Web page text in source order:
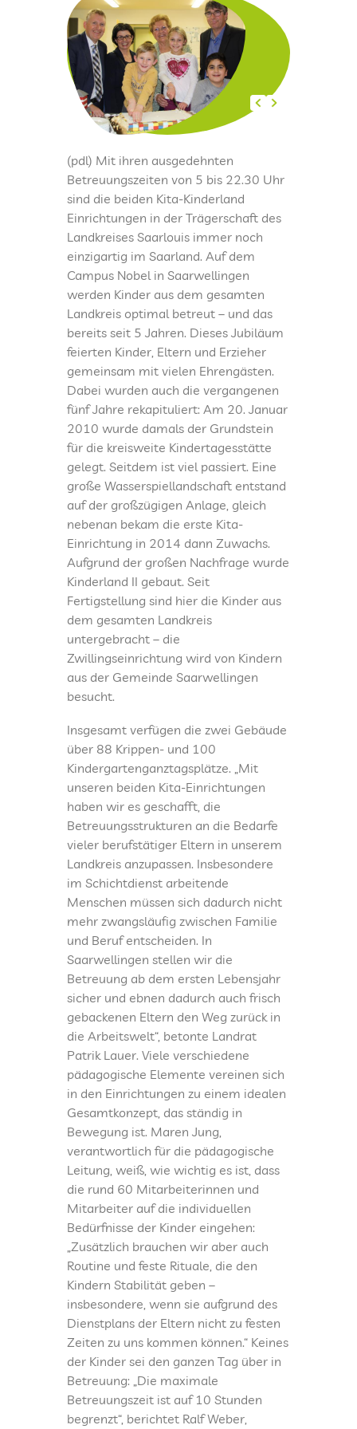
KINDERTAGESPFLEGE
KITAS IM KREIS SAARLOUIS
PRESSEARCHIV
LOGIN
FREUNDESKREIS DER KITA KINDERLAND
SAARWELLINGEN
KONTAKT
IMPRESSUM
DATENSCHUTZ
KINDERLAND
CAMPUS I
CAMPUS II
CAMPUS III
INTERNATIONAL
ÜBERHERRN
(pdl) Mit ihren ausgedehnten
Betreuungszeiten von 5 bis 22.30 Uhr
sind die beiden Kita-Kinderland
Einrichtungen in der Trägerschaft des
Landkreises Saarlouis immer noch
einzigartig im Saarland. Auf dem
Campus Nobel in Saarwellingen
werden Kinder aus dem gesamten
Landkreis optimal betreut – und das
bereits seit 5 Jahren. Dieses Jubiläum
feierten Kinder, Eltern und Erzieher
gemeinsam mit vielen Ehrengästen.
Dabei wurden auch die vergangenen
fünf Jahre rekapituliert: Am 20. Januar
2010 wurde damals der Grundstein
für die kreisweite Kindertagesstätte
gelegt. Seitdem ist viel passiert. Eine
große Wasserspiellandschaft entstand
auf der großzügigen Anlage, gleich
nebenan bekam die erste Kita-
Einrichtung in 2014 dann Zuwachs.
Aufgrund der großen Nachfrage wurde
Kinderland II gebaut. Seit
Fertigstellung sind hier die Kinder aus
dem gesamten Landkreis
untergebracht – die
Zwillingseinrichtung wird von Kindern
aus der Gemeinde Saarwellingen
besucht.
Insgesamt verfügen die zwei Gebäude
über 88 Krippen- und 100
Kindergartenganztagsplätze. „Mit
unseren beiden Kita-Einrichtungen
haben wir es geschafft, die
Betreuungsstrukturen an die Bedarfe
vieler berufstätiger Eltern in unserem
Landkreis anzupassen. Insbesondere
im Schichtdienst arbeitende
Menschen müssen sich dadurch nicht
mehr zwangsläufig zwischen Familie
und Beruf entscheiden. In
Saarwellingen stellen wir die
Betreuung ab dem ersten Lebensjahr
sicher und ebnen dadurch auch frisch
gebackenen Eltern den Weg zurück in
die Arbeitswelt“, betonte Landrat
Patrik Lauer. Viele verschiedene
pädagogische Elemente vereinen sich
in den Einrichtungen zu einem idealen
Gesamtkonzept, das ständig in
Bewegung ist. Maren Jung,
verantwortlich für die pädagogische
Leitung, weiß, wie wichtig es ist, dass
die rund 60 Mitarbeiterinnen und
Mitarbeiter auf die individuellen
Bedürfnisse der Kinder eingehen:
„Zusätzlich brauchen wir aber auch
Routine und feste Rituale, die den
Kindern Stabilität geben –
insbesondere, wenn sie aufgrund des
Dienstplans der Eltern nicht zu festen
Zeiten zu uns kommen können.“ Keines
der Kinder sei den ganzen Tag über in
Betreuung: „Die maximale
Betreuungszeit ist auf 10 Stunden
begrenzt“, berichtet Ralf Weber,